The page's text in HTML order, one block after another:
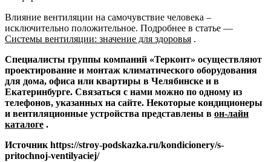
Влияние вентиляции на самочувствие человека –
исключительно положительное. Подробнее в статье —
Системы вентиляции: значение для здоровья .
Специалисты группы компаний «Терконт» осуществляют
проектирование и монтаж климатического оборудования
для дома, офиса или квартиры в Челябинске и в
Екатеринбурге. Связаться с нами можно по одному из
телефонов, указанных на сайте. Некоторые кондиционеры
и вентиляционные устройства представлены в он-лайн
каталоге .
Источник https://stroy-podskazka.ru/kondicionery/s-
pritochnoj-ventilyaciej/